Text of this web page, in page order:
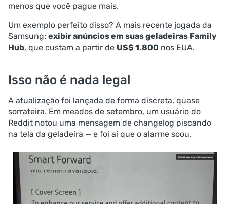
menos que você pague mais.
Um exemplo perfeito disso? A mais recente jogada da
Samsung: exibir anúncios em suas geladeiras Family
Hub, que custam a partir de US$ 1.800 nos EUA.
Isso não é nada legal
A atualização foi lançada de forma discreta, quase
sorrateira. Em meados de setembro, um usuário do
Reddit notou uma mensagem de changelog piscando
na tela da geladeira — e foi aí que o alarme soou.